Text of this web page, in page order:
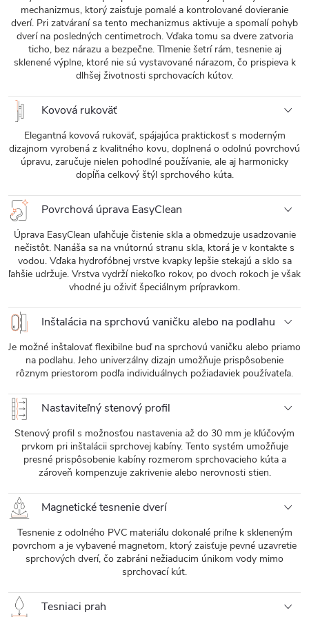
mechanizmus, ktorý zaisťuje pomalé a kontrolované dovieranie
dverí. Pri zatváraní sa tento mechanizmus aktivuje a spomalí pohyb
dverí na posledných centimetroch. Vďaka tomu sa dvere zatvoria
ticho, bez nárazu a bezpečne. Tlmenie šetrí rám, tesnenie aj
sklenené výplne, ktoré nie sú vystavované nárazom, čo prispieva k
dlhšej životnosti sprchovacích kútov.
Kovová rukoväť
Elegantná kovová rukoväť, spájajúca praktickosť s moderným
dizajnom vyrobená z kvalitného kovu, doplnená o odolnú povrchovú
úpravu, zaručuje nielen pohodlné používanie, ale aj harmonicky
dopĺňa celkový štýl sprchového kúta.
Povrchová úprava EasyClean
Úprava EasyClean uľahčuje čistenie skla a obmedzuje usadzovanie
nečistôt. Nanáša sa na vnútornú stranu skla, ktorá je v kontakte s
vodou. Vďaka hydrofóbnej vrstve kvapky lepšie stekajú a sklo sa
ľahšie udržuje. Vrstva vydrží niekoľko rokov, po dvoch rokoch je však
vhodné ju oživiť špeciálnym prípravkom.
Inštalácia na sprchovú vaničku alebo na podlahu
Je možné inštalovať flexibilne buď na sprchovú vaničku alebo priamo
na podlahu. Jeho univerzálny dizajn umožňuje prispôsobenie
rôznym priestorom podľa individuálnych požiadaviek používateľa.
Nastaviteľný stenový profil
Stenový profil s možnosťou nastavenia až do 30 mm je kľúčovým
prvkom pri inštalácii sprchovej kabíny. Tento systém umožňuje
presné prispôsobenie kabíny rozmerom sprchovacieho kúta a
zároveň kompenzuje zakrivenie alebo nerovnosti stien.
Magnetické tesnenie dverí
Tesnenie z odolného PVC materiálu dokonalé priľne k skleneným
povrchom a je vybavené magnetom, ktorý zaisťuje pevné uzavretie
sprchových dverí, čo zabráni nežiaducim únikom vody mimo
sprchovací kút.
Tesniaci prah